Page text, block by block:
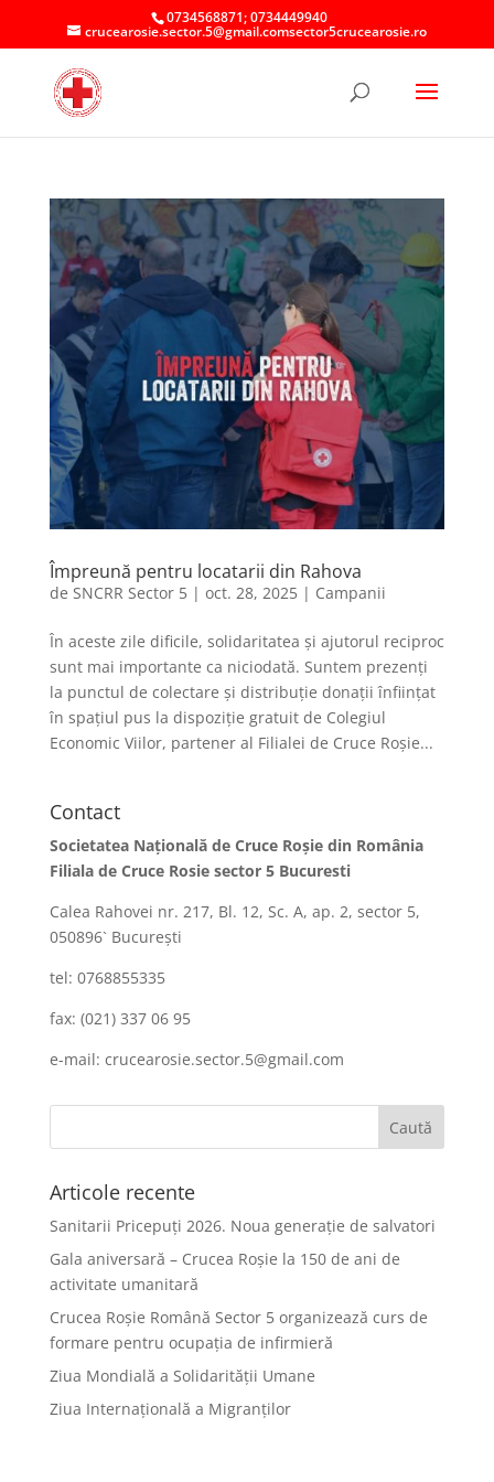
0734568871; 0734449940
crucearosie.sector.5@gmail.comsector5crucearosie.ro
Împreună pentru locatarii din Rahova
de SNCRR Sector 5| oct. 28, 2025| Campanii
În aceste zile dificile, solidaritatea și ajutorul reciproc
sunt mai importante ca niciodată. Suntem prezenți
la punctul de colectare și distribuție donații înființat
în spațiul pus la dispoziție gratuit de Colegiul
Economic Viilor, partener al Filialei de Cruce Roșie...
Contact
Societatea Naţională de Cruce Roşie din România
Filiala de Cruce Rosie sector 5 Bucuresti
Calea Rahovei nr. 217, Bl. 12, Sc. A, ap. 2, sector 5,
050896` Bucureşti
tel: 0768855335
fax: (021) 337 06 95
e-mail: crucearosie.sector.5@gmail.com
Articole recente
Sanitarii Pricepuți 2026. Noua generație de salvatori
Gala aniversară – Crucea Roșie la 150 de ani de
activitate umanitară
Crucea Roșie Română Sector 5 organizează curs de
formare pentru ocupația de infirmieră
Ziua Mondială a Solidarității Umane
Ziua Internațională a Migranților